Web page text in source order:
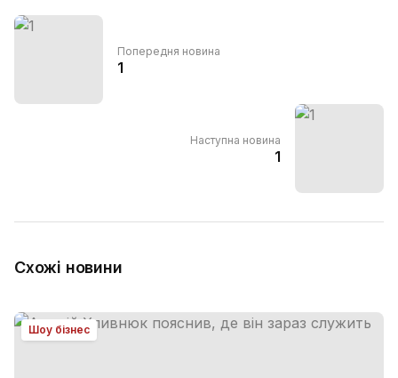
Попередня новина
1
Наступна новина
1
Схожі новини
Шоу бізнес